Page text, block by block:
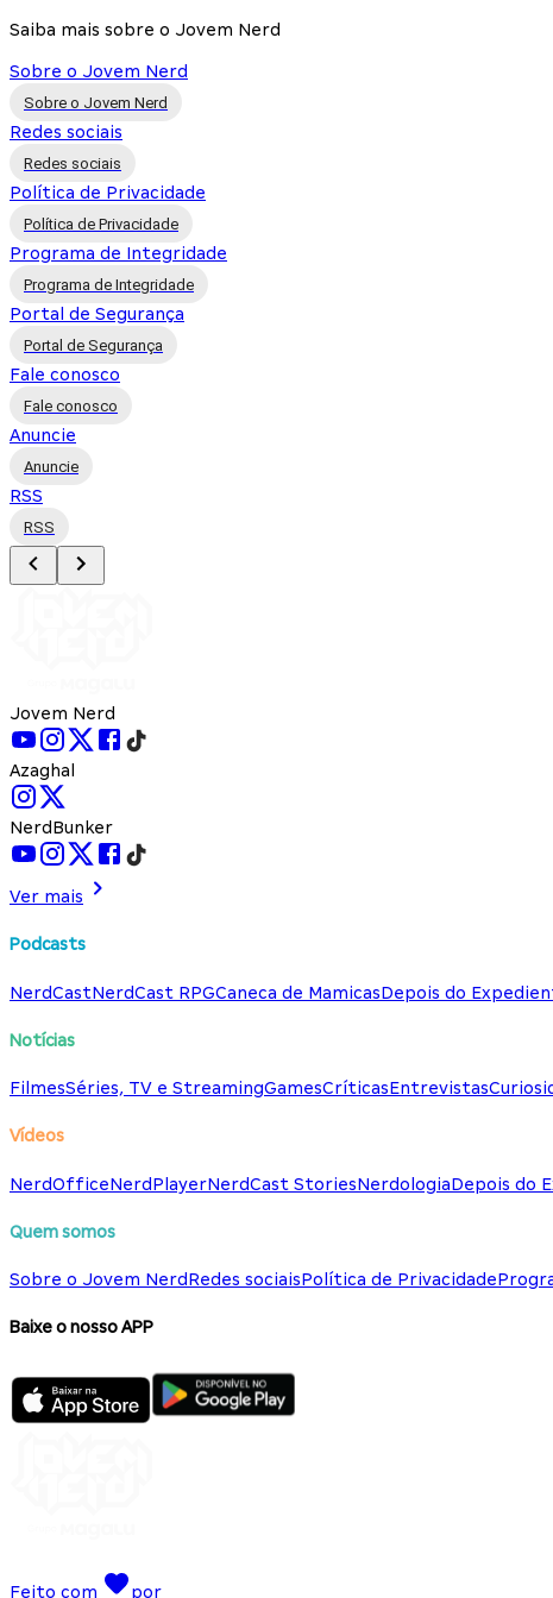
Saiba mais sobre o Jovem Nerd
Sobre o Jovem Nerd
Sobre o Jovem Nerd
Redes sociais
Redes sociais
Política de Privacidade
Política de Privacidade
Programa de Integridade
Programa de Integridade
Portal de Segurança
Portal de Segurança
Fale conosco
Fale conosco
Anuncie
Anuncie
RSS
RSS
Jovem Nerd
Azaghal
NerdBunker
Ver mais
Podcasts
NerdCastNerdCast RPGCaneca de MamicasDepois do
Notícias
FilmesSéries, TV e StreamingGamesCríticasEntrevistas
Vídeos
NerdOfficeNerdPlayerNerdCast StoriesNerdologiaDepois do
Quem somos
Sobre o Jovem NerdRedes sociaisPolítica de Privacidade
Baixe o nosso APP
Feito com por